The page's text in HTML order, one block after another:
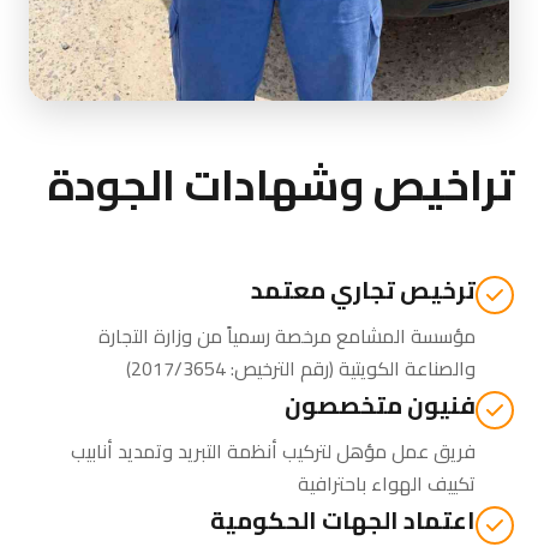
تراخيص وشهادات الجودة
ترخيص تجاري معتمد
مؤسسة المشامع مرخصة رسمياً منوزارة التجارة
والصناعة الكويتية(رقم الترخيص: 2017/3654)
فنيون متخصصون
فريق عمل مؤهل لتركيب أنظمة التبريد وتمديد أنابيب
تكييف الهواء باحترافية
اعتماد الجهات الحكومية